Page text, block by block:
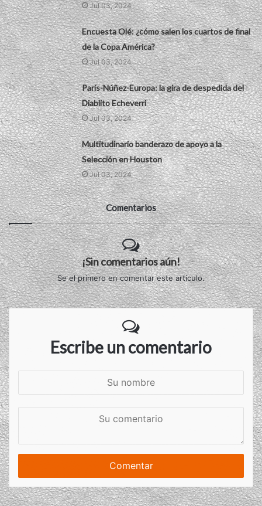
Jul 03, 2024
Encuesta Olé: ¿cómo salen los cuartos de final
de la Copa América?
Jul 03, 2024
París-Núñez-Europa: la gira de despedida del
Diablito Echeverri
Jul 03, 2024
Multitudinario banderazo de apoyo a la
Selección en Houston
Jul 03, 2024
Comentarios
¡Sin comentarios aún!
Se el primero en comentar este artículo.
Escribe un comentario
n
t